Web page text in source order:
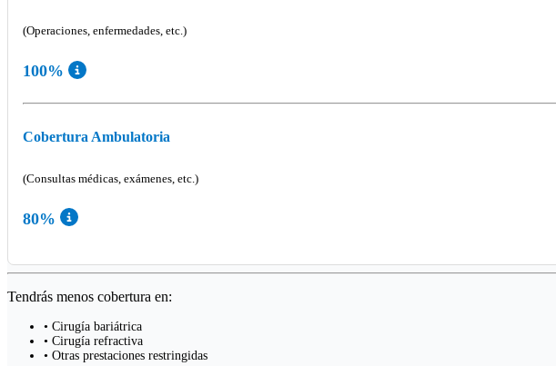
(Operaciones, enfermedades, etc.)
100%
Cobertura Ambulatoria
(Consultas médicas, exámenes, etc.)
80%
Tendrás menos cobertura en:
• Cirugía bariátrica
• Cirugía refractiva
• Otras prestaciones restringidas